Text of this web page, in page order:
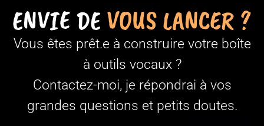
ENVIE DE VOUS LANCER ?
Vous êtes prêt.e à construire votre boîte
à outils vocaux ?
Contactez-moi, je répondrai à vos
grandes questions et petits doutes.